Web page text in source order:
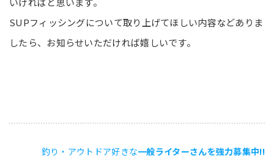
SUPフィッシングについて取り上げてほしい内容などありま
したら、お知らせいただければ嬉しいです。
釣り・アウトドア好きな一般ライターさんを強力募集中!!